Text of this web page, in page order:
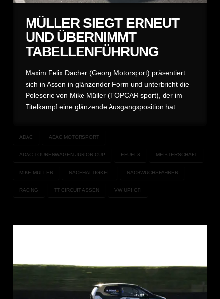
MÜLLER SIEGT ERNEUT
UND ÜBERNIMMT
TABELLENFÜHRUNG
Maxim Felix Dacher (Georg Motorsport) präsentiert
sich in Assen in glänzender Form und unterbricht die
Poleserie von Mike Müller (TOPCAR sport), der im
Titelkampf eine glänzende Ausgangsposition hat.
ADAC ADAC MOTORSPORT
ADAC TOURENWAGEN JUNIOR CUP EFUELS MEISTERSCHAFT
MIKE MÜLLER NACHHALTIGKEIT NACHWUCHSFAHRER
RACING TT CIRCUIT ASSEN VW UP! GTI